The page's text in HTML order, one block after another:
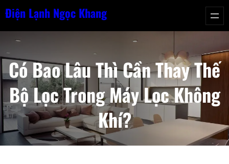
Chuyển
nội
dung
Điện Lạnh Ngọc Khang
Có Bao Lâu Thì Cần Thay Thế
Bộ Lọc Trong Máy Lọc Không
Khí?